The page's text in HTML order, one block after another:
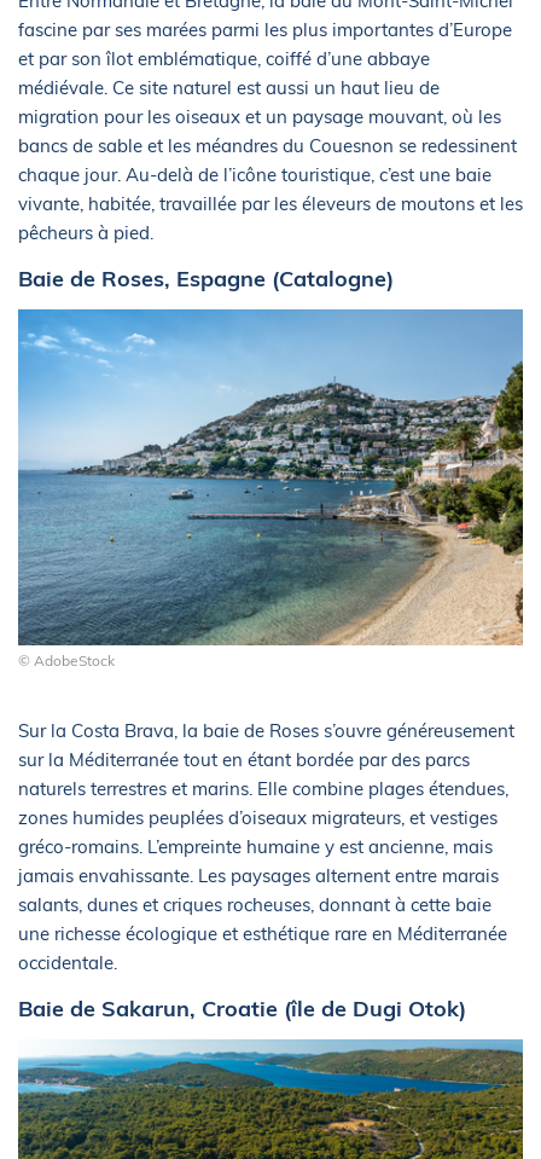
fascine par ses marées parmi les plus importantes d’Europe
et par son îlot emblématique, coiffé d’une abbaye
médiévale. Ce site naturel est aussi un haut lieu de
migration pour les oiseaux et un paysage mouvant, où les
bancs de sable et les méandres du Couesnon se redessinent
chaque jour. Au-delà de l’icône touristique, c’est une baie
vivante, habitée, travaillée par les éleveurs de moutons et les
pêcheurs à pied.
Baie de Roses, Espagne (Catalogne)
© AdobeStock
Sur la Costa Brava, la baie de Roses s’ouvre généreusement
sur la Méditerranée tout en étant bordée par des parcs
naturels terrestres et marins. Elle combine plages étendues,
zones humides peuplées d’oiseaux migrateurs, et vestiges
gréco-romains. L’empreinte humaine y est ancienne, mais
jamais envahissante. Les paysages alternent entre marais
salants, dunes et criques rocheuses, donnant à cette baie
une richesse écologique et esthétique rare en Méditerranée
occidentale.
Baie de Sakarun, Croatie (île de Dugi Otok)